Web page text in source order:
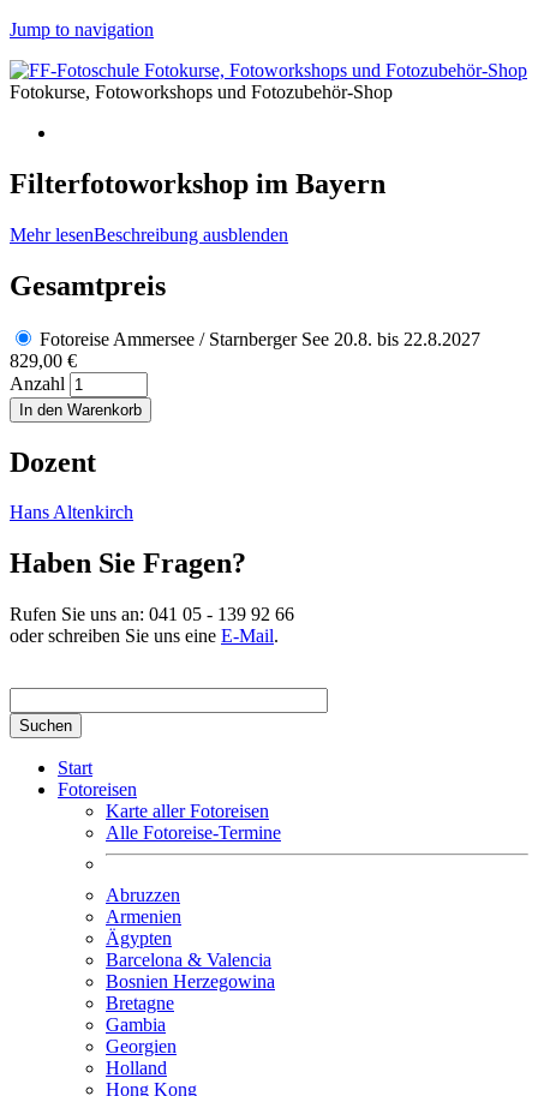
Jump to navigation
Fotokurse, Fotoworkshops und Fotozubehör-Shop
Filterfotoworkshop im Bayern
Mehr lesenBeschreibung ausblenden
Gesamtpreis
Fotoreise Ammersee / Starnberger See 20.8. bis 22.8.2027
829,00 €
Anzahl
Dozent
Hans Altenkirch
Haben Sie Fragen?
Rufen Sie uns an: 041 05 - 139 92 66
oder schreiben Sie uns eine E-Mail.
Start
Fotoreisen
Karte aller Fotoreisen
Alle Fotoreise-Termine
Abruzzen
Armenien
Ägypten
Barcelona & Valencia
Bosnien Herzegowina
Bretagne
Gambia
Georgien
Holland
Hong Kong